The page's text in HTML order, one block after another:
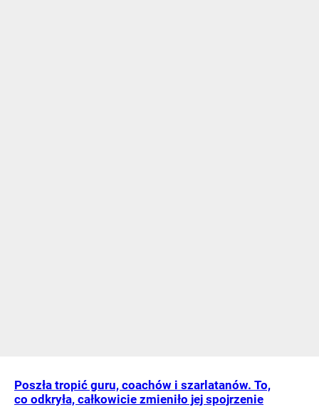
Poszła tropić guru, coachów i szarlatanów. To,
co odkryła, całkowicie zmieniło jej spojrzenie